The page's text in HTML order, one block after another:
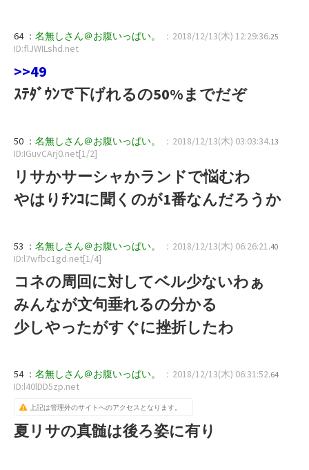
64 ： 名無しさん＠お腹いっぱい。 ：2018/12/13(木) 12:29:36.25
ID:flJWILshd.net
>>49
ｽﾃﾀﾞｳﾝで下げれるの50%までだぞ
50 ： 名無しさん＠お腹いっぱい。 ：2018/12/13(木) 03:03:34.13
ID:IGuvCArj0.net[1/2]
リサかサーシャかランドで悩むわ
やはりﾁﾝｺに聞くのが1番なんだろうか
53 ： 名無しさん＠お腹いっぱい。 ：2018/12/13(木) 06:26:21 .40
ID:l7wfbc1gd.net[1/4]
コネの周回に対してベル少ないわぁ
みんなが文句垂れるの分かる
少しやったがすぐに挫折したわ
54 ： 名無しさん＠お腹いっぱい。 ：2018/12/13(木) 06:31:52.64
ID:l40lDD5zp.net
上記は管理外のサイトへのアクセスとなります。
夏リサの真髄は後ろ姿に有り